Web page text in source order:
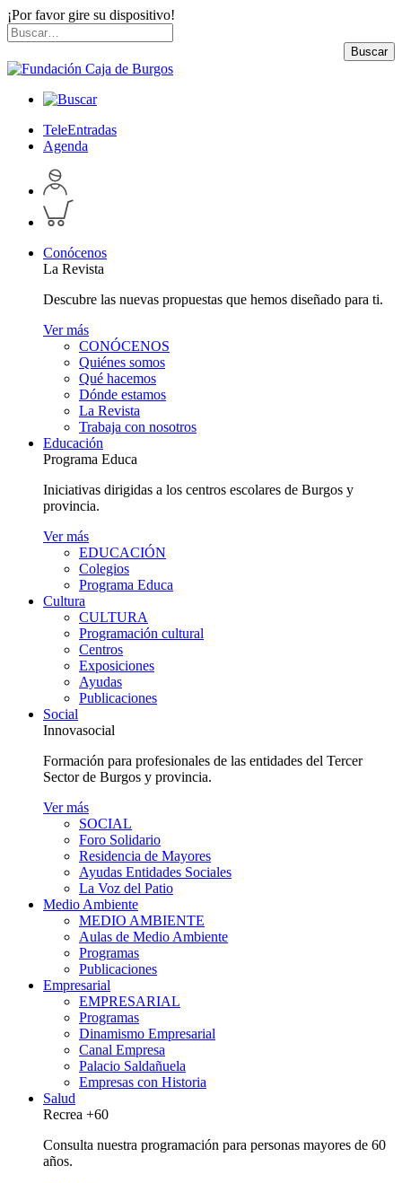
¡Por favor gire su dispositivo!
Skip
to
content
Buscar
por:
Buscar
TeleEntradas
Agenda
Acceder
a
perfil
personal
Inspeccionar
carrito
Conócenos
La Revista
Descubre las nuevas propuestas que hemos diseñado para ti.
Ver más
CONÓCENOS
Quiénes somos
Qué hacemos
Dónde estamos
La Revista
Trabaja con nosotros
Educación
Programa Educa
Iniciativas dirigidas a los centros escolares de Burgos y
provincia.
Ver más
EDUCACIÓN
Colegios
Programa Educa
Cultura
CULTURA
Programación cultural
Centros
Exposiciones
Ayudas
Publicaciones
Social
Innovasocial
Formación para profesionales de las entidades del Tercer
Sector de Burgos y provincia.
Ver más
SOCIAL
Foro Solidario
Residencia de Mayores
Ayudas Entidades Sociales
La Voz del Patio
Medio Ambiente
MEDIO AMBIENTE
Aulas de Medio Ambiente
Programas
Publicaciones
Empresarial
EMPRESARIAL
Programas
Dinamismo Empresarial
Canal Empresa
Palacio Saldañuela
Empresas con Historia
Salud
Recrea +60
Consulta nuestra programación para personas mayores de 60
años.